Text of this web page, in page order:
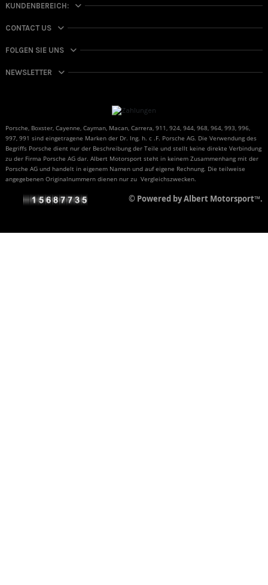
KUNDENBEREICH:
CONTACT US
FOLGEN SIE UNS
NEWSLETTER
Porsche, Boxster, Cayenne, Cayman, Macan, Carrera, 911, 924, 944, 968, 964, 993, 996,
997, 991 sind eingetragene Marken der Dr. Ing. h. c .F. Porsche AG. Die Verwendung des
Begriffs Porsche dient nur der Beschreibung der Teile und stellt keine direkte Verbindung
zu der Firma Porsche AG dar. Albert Motorsport steht in keinem Zusammenhang mit der
Porsche AG und handelt in eigenem Namen und auf eigene Rechnung. Die teilweise
angegebenen Originalnummern dienen nur zu Vergleichszwecken.
© Powered by Albert Motorsport™.